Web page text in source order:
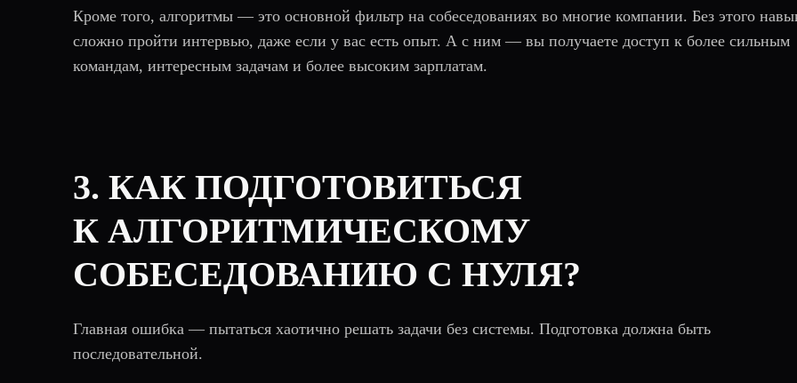
Кроме того, алгоритмы — это основной фильтр на собеседованиях во многие компании. Без этого
сложно пройти интервью, даже если у вас есть опыт. А с ним — вы получаете доступ к более сильным
командам, интересным задачам и более высоким зарплатам.
3. КАК ПОДГОТОВИТЬСЯ
К АЛГОРИТМИЧЕСКОМУ
СОБЕСЕДОВАНИЮ С НУЛЯ?
Главная ошибка — пытаться хаотично решать задачи без системы. Подготовка должна быть
последовательной.